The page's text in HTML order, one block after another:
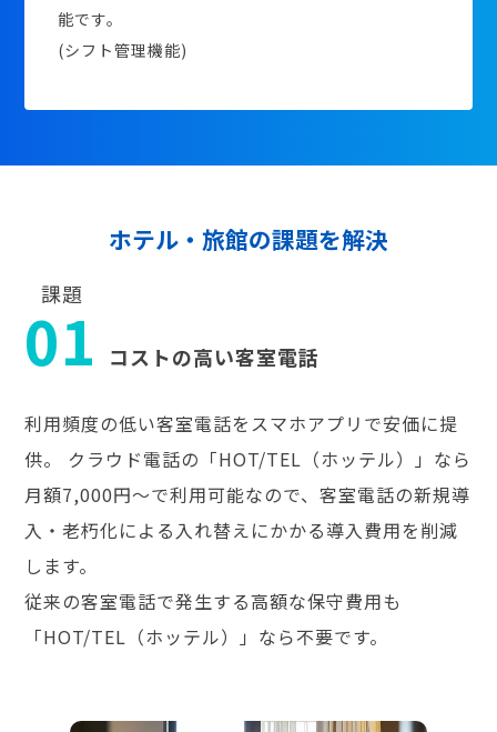
能です。
(シフト管理機能)
ホテル・旅館の課題を解決
課題
01 コストの高い客室電話
利用頻度の低い客室電話をスマホアプリで安価に提
供。 クラウド電話の「HOT/TEL（ホッテル）」なら
月額7,000円～で利用可能なので、客室電話の新規導
入・老朽化による入れ替えにかかる導入費用を削減
します。
従来の客室電話で発生する高額な保守費用も
「HOT/TEL（ホッテル）」なら不要です。